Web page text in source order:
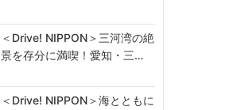
＜Drive! NIPPON＞三河湾の絶
景を存分に満喫！愛知・三…
＜Drive! NIPPON＞海とともに